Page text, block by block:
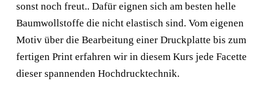
sonst noch freut.. Dafür eignen sich am besten helle
Baumwollstoffe die nicht elastisch sind. Vom eigenen
Motiv über die Bearbeitung einer Druckplatte bis zum
fertigen Print erfahren wir in diesem Kurs jede Facette
dieser spannenden Hochdrucktechnik.